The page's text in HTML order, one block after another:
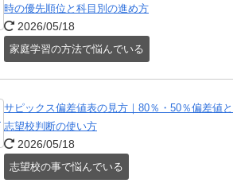
時の優先順位と科目別の進め方
2026/05/18
家庭学習の方法で悩んでいる
サピックス偏差値表の見方｜80％・50％偏差値と
志望校判断の使い方
2026/05/18
志望校の事で悩んでいる